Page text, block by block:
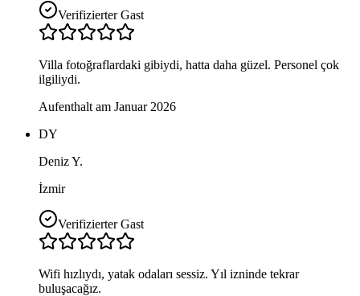
Verifizierter Gast
Villa fotoğraflardaki gibiydi, hatta daha güzel. Personel çok
ilgiliydi.
Aufenthalt am Januar 2026
DY
Deniz Y.
İzmir
Verifizierter Gast
Wifi hızlıydı, yatak odaları sessiz. Yıl izninde tekrar
buluşacağız.